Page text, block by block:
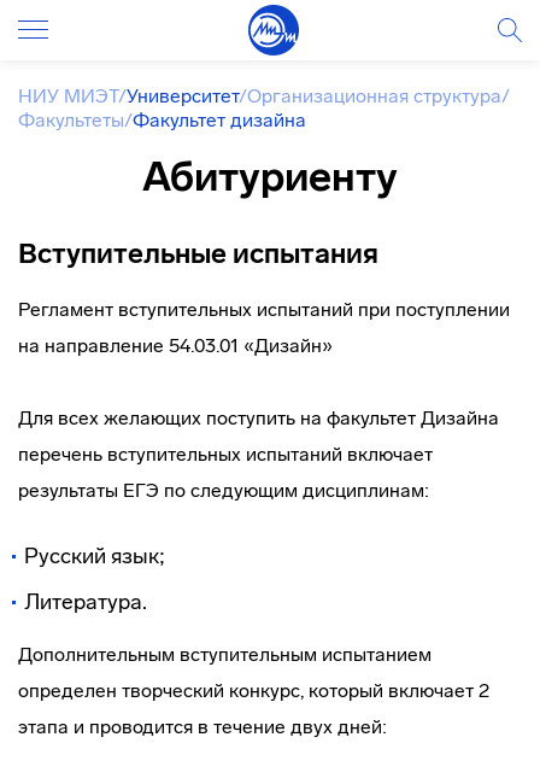
НИУ МИЭТ/Университет/Организационная структура/
Факультеты/Факультет дизайна
Абитуриенту
Вступительные испытания
Регламент вступительных испытаний при поступлении
на направление 54.03.01 «Дизайн»
Для всех желающих поступить на факультет Дизайна
перечень вступительных испытаний включает
результаты ЕГЭ по следующим дисциплинам:
Русский язык;
Литература.
Дополнительным вступительным испытанием
определен творческий конкурс, который включает 2
этапа и проводится в течение двух дней: